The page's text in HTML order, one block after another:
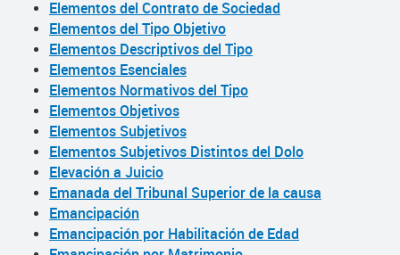
Elementos del Contrato de Sociedad
Elementos del Tipo Objetivo
Elementos Descriptivos del Tipo
Elementos Esenciales
Elementos Normativos del Tipo
Elementos Objetivos
Elementos Subjetivos
Elementos Subjetivos Distintos del Dolo
Elevación a Juicio
Emanada del Tribunal Superior de la causa
Emancipación
Emancipación por Habilitación de Edad